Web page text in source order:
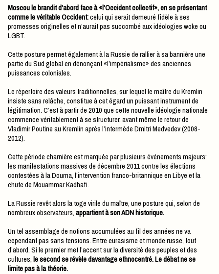
Moscou le brandit d’abord face à «l’Occident collectif», en se présentant
comme le véritable Occident:celui qui serait demeuré fidèle à ses
promesses originelles et n’aurait pas succombé aux idéologies woke ou
LGBT.
Cette posture permet également à la Russie de rallier à sa bannière une
partie du Sud global en dénonçant «l’impérialisme» des anciennes
puissances coloniales.
Le répertoire des valeurs traditionnelles, sur lequel le maître du Kremlin
insiste sans relâche, constitue à cet égard un puissant instrument de
légitimation. C’est à partir de 2010 que cette nouvelle idéologie nationale
commence véritablement à se structurer, avant même le retour de
Vladimir Poutine au Kremlin après l’intermède Dmitri Medvedev (2008-
2012).
Cette période charnière est marquée par plusieurs événements majeurs:
les manifestations massives de décembre 2011 contre les élections
contestées à la Douma, l’intervention franco-britannique en Libye et la
chute de Mouammar Kadhafi.
La Russie revêt alors la toge virile du maître, une posture qui, selon de
nombreux observateurs,appartient à son ADN historique.
Un tel assemblage de notions accumulées au fil des années ne va
cependant pas sans tensions. Entre eurasisme et monde russe, tout
d’abord. Si le premier met l’accent sur la diversité des peuples et des
cultures,le second se révèle davantage ethnocentré. Le débat ne se
limite pas à la théorie.